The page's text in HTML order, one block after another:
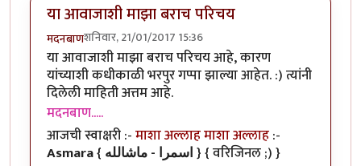
या आवाजाशी माझा बराच परिचय
मदनबाणशनिवार, 21/01/2017 15:36
या आवाजाशी माझा बराच परिचय आहे, कारण
यांच्याशी कधीकाळी भरपुर गप्पा झाल्या आहेत. :) त्यांनी
दिलेली माहिती अत्तम आहे.
मदनबाण.....
आजची स्वाक्षरी :-माशा अल्लाह माशा अल्लाह:-
Asmara { اسمرا - ماشالله }{ वरिजिनल ;) }